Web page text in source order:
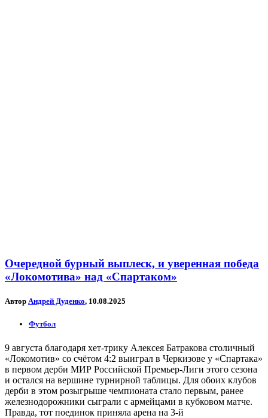
Очередной бурный выплеск, и уверенная победа
«Локомотива» над «Спартаком»
Автор Андрей Дуденко, 10.08.2025
Футбол
9 августа благодаря хет-трику Алексея Батракова столичный
«Локомотив» со счётом 4:2 выиграл в Черкизове у «Спартака»
в первом дерби МИР Российской Премьер-Лиги этого сезона
и остался на вершине турнирной таблицы. Для обоих клубов
дерби в этом розыгрыше чемпионата стало первым, ранее
железнодорожники сыграли с армейцами в кубковом матче.
Правда, тот поединок приняла арена на 3-й